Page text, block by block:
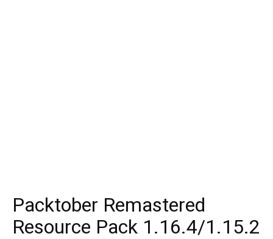
Packtober Remastered
Resource Pack 1.16.4/1.15.2